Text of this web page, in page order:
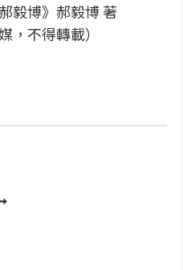
毅博》郝毅博 著
，不得轉載）